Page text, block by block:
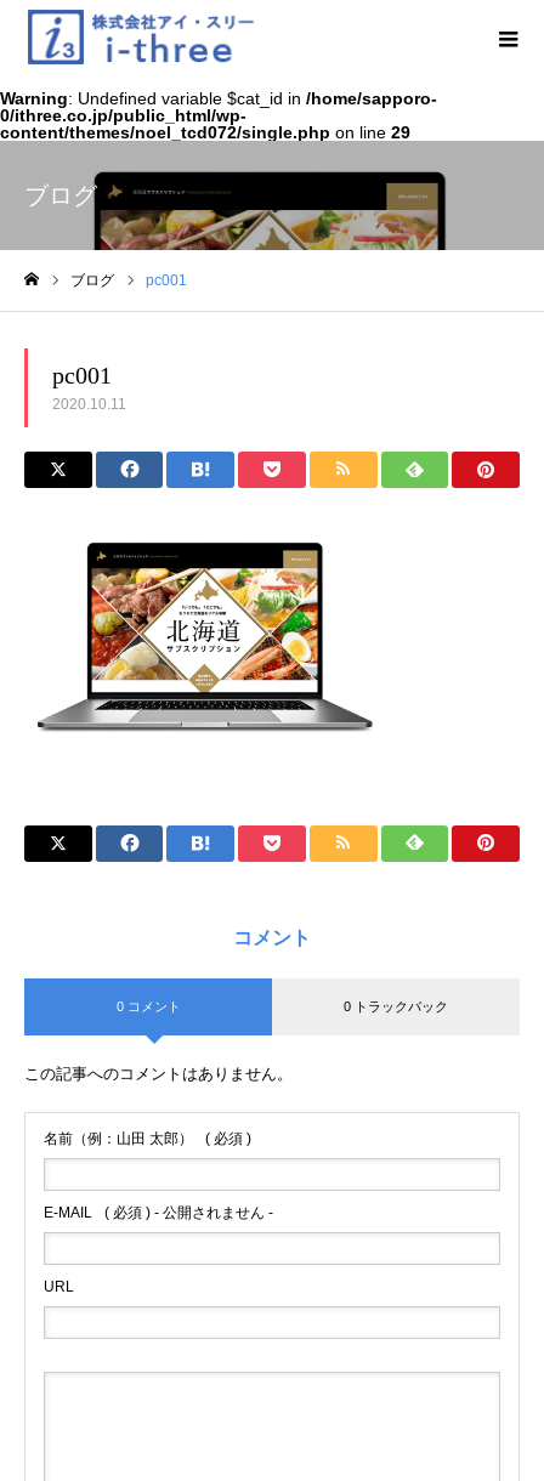
Warning: Undefined variable $cat_id in /home/sapporo-
0/ithree.co.jp/public_html/wp-
content/themes/noel_tcd072/single.php on line 29
ブログ
ブログ pc001
pc001
2020.10.11
コメント
0 コメント 0 トラックバック
この記事へのコメントはありません。
名前（例：山田 太郎） ( 必須 )
E-MAIL ( 必須 ) - 公開されません -
URL